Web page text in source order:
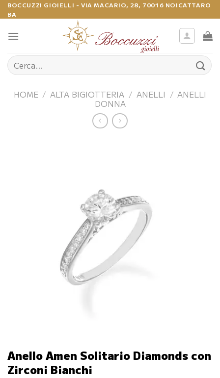
Salta
ai
contenuti
BOCCUZZI GIOIELLI - VIA MACARIO, 28, 70016 NOICATTARO
BA
Cerca:
HOME / ALTA BIGIOTTERIA / ANELLI / ANELLI
DONNA
Anello Amen Solitario Diamonds con
Zirconi Bianchi